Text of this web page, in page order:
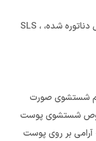
فاقد پارابن، فتالات، عطر گلوتن، چربی، الکل دناتوره شده، SLS ،
شستشوی صورت
شستشوی پوست
آرامی بر روی پوست